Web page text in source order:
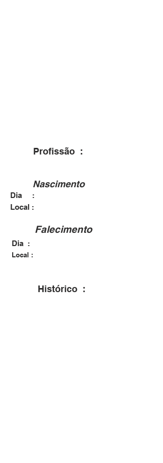
Nascimento
Dia :
Local :
Profissão :
Histórico :
Dia :
Falecimento
Local :